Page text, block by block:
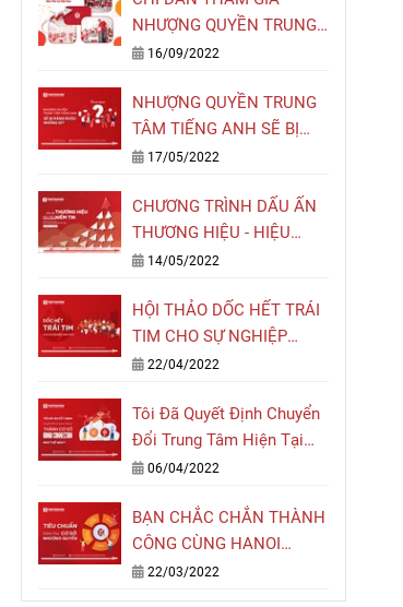
NHƯỢNG QUYỀN TRUNG
TÂM TIẾNG ANH MÔ
CONNECTION
16/09/2022
NHƯỢNG QUYỀN TRUNG
TÂM TIẾNG ANH SẼ BỊ
RÀNG BUỘC NHỮNG GÌ?
17/05/2022
CHƯƠNG TRÌNH DẤU ẤN
THƯƠNG HIỆU - HIỆU
TRIỆU NIỀM TIN
14/05/2022
HỘI THẢO DỐC HẾT TRÁI
TIM CHO SỰ NGHIỆP
GIÁO DỤC
22/04/2022
Tôi Đã Quyết Định Chuyển
Đổi Trung Tâm Hiện Tại
Thành Cơ Sở Hanoi
06/04/2022
BẠN CHẮC CHẮN THÀNH
CÔNG CÙNG HANOI
CONNECTION KHI ĐẢM
BẢO TIÊU CHUẨN NÀY
22/03/2022